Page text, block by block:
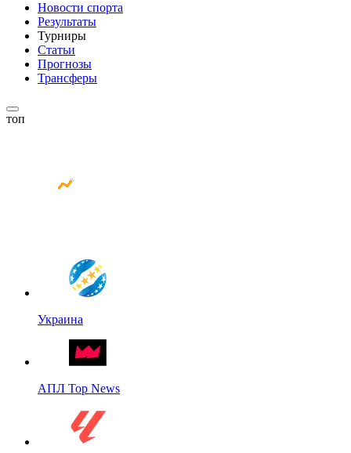
Новости спорта
Результаты
Турниры
Статьи
Прогнозы
Трансферы
топ
Украина
АПЛ Top News